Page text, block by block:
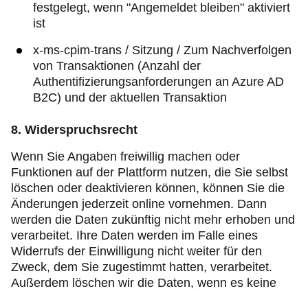
festgelegt, wenn "Angemeldet bleiben" aktiviert
ist
x-ms-cpim-trans / Sitzung / Zum Nachverfolgen
von Transaktionen (Anzahl der
Authentifizierungsanforderungen an Azure AD
B2C) und der aktuellen Transaktion
8. Widerspruchsrecht
Wenn Sie Angaben freiwillig machen oder
Funktionen auf der Plattform nutzen, die Sie selbst
löschen oder deaktivieren können, können Sie die
Änderungen jederzeit online vornehmen. Dann
werden die Daten zukünftig nicht mehr erhoben und
verarbeitet. Ihre Daten werden im Falle eines
Widerrufs der Einwilligung nicht weiter für den
Zweck, dem Sie zugestimmt hatten, verarbeitet.
Außerdem löschen wir die Daten, wenn es keine